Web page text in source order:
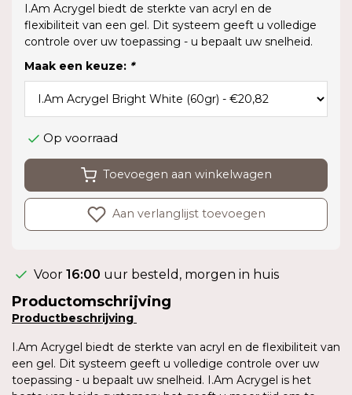
I.Am Acrygel biedt de sterkte van acryl en de
flexibiliteit van een gel. Dit systeem geeft u volledige
controle over uw toepassing - u bepaalt uw snelheid.
Maak een keuze: *
Op voorraad
Toevoegen aan winkelwagen
Aan verlanglijst toevoegen
Voor 16:00 uur besteld, morgen in huis
Productomschrijving
Productbeschrijving
I.Am Acrygel biedt de sterkte van acryl en de flexibiliteit van
een gel. Dit systeem geeft u volledige controle over uw
toepassing - u bepaalt uw snelheid. I.Am Acrygel is het